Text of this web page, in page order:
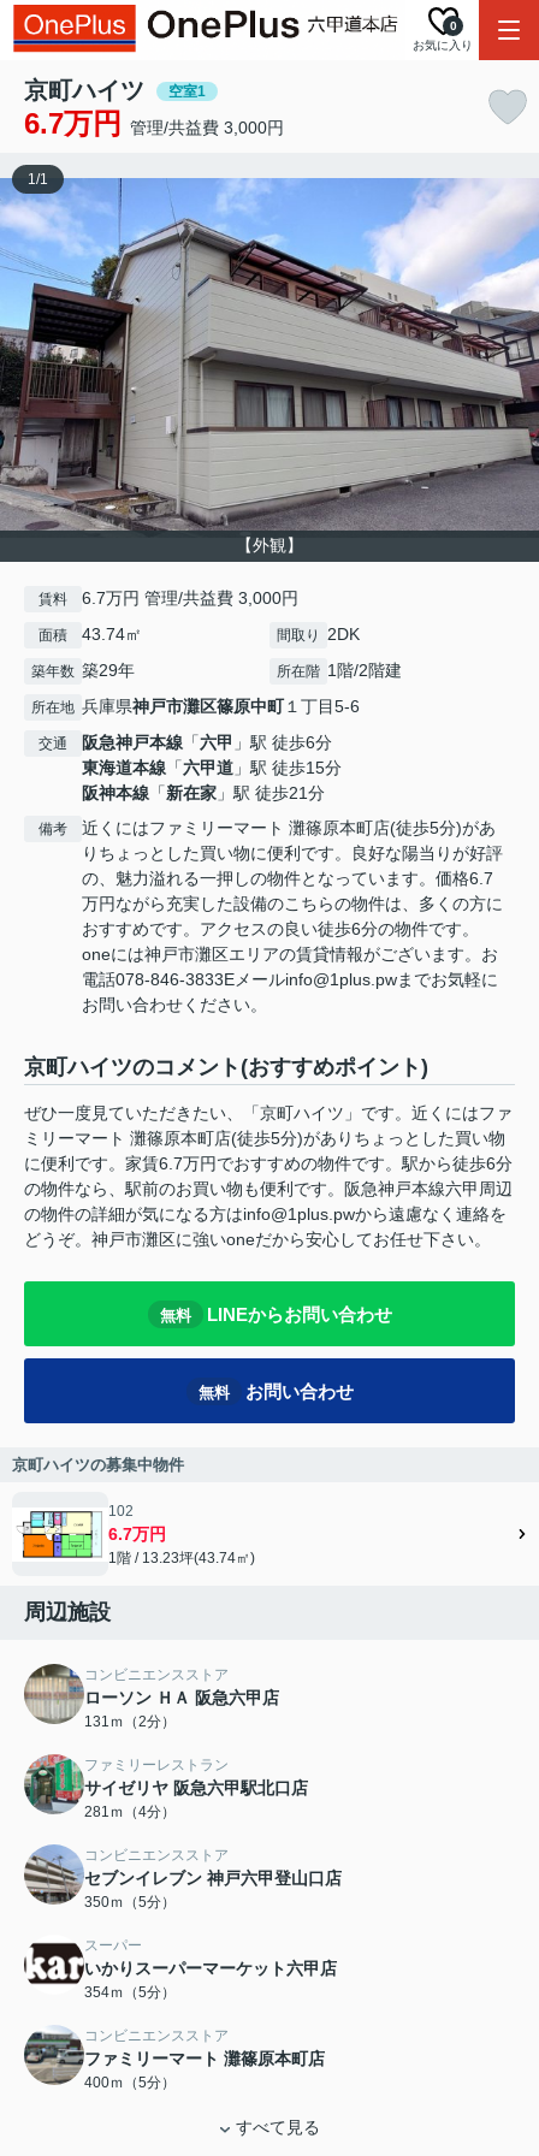
お気に入り
0
京町ハイツ 空室1
6.7万円 管理/共益費 3,000円
【外観】
1/1
賃料 6.7万円 管理/共益費 3,000円
面積 43.74㎡ 間取り 2DK
築年数 築29年 所在階 1階/2階建
所在地 兵庫県神戸市灘区篠原中町１丁目5-6
交通 阪急神戸本線 「六甲 」駅 徒歩6分
東海道本線 「六甲道 」駅 徒歩15分
阪神本線 「新在家 」駅 徒歩21分
備考
近くにはファミリーマート 灘篠原本町店(徒歩5分)があ
りちょっとした買い物に便利です。良好な陽当りが好評
の、魅力溢れる一押しの物件となっています。価格6.7
万円ながら充実した設備のこちらの物件は、多くの方に
おすすめです。アクセスの良い徒歩6分の物件です。
oneには神戸市灘区エリアの賃貸情報がございます。お
電話078-846-3833Eメールinfo@1plus.pwまでお気軽に
お問い合わせください。
京町ハイツのコメント(おすすめポイント)
ぜひ一度見ていただきたい、「京町ハイツ」です。近くにはファ
ミリーマート 灘篠原本町店(徒歩5分)がありちょっとした買い物
に便利です。家賃6.7万円でおすすめの物件です。駅から徒歩6分
の物件なら、駅前のお買い物も便利です。阪急神戸本線六甲周辺
の物件の詳細が気になる方はinfo@1plus.pwから遠慮なく連絡を
どうぞ。神戸市灘区に強いoneだから安心してお任せ下さい。
無料 LINEからお問い合わせ
無料 お問い合わせ
京町ハイツの募集中物件
102
6.7万円
1階 / 13.23坪(43.74㎡)
周辺施設
コンビニエンスストア
ローソン ＨＡ 阪急六甲店
131ｍ（2分）
ファミリーレストラン
サイゼリヤ 阪急六甲駅北口店
281ｍ（4分）
コンビニエンスストア
セブンイレブン 神戸六甲登山口店
350ｍ（5分）
スーパー
いかりスーパーマーケット六甲店
354ｍ（5分）
コンビニエンスストア
ファミリーマート 灘篠原本町店
400ｍ（5分）
すべて見る